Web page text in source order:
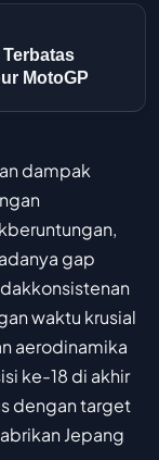
MotoGP
dampak
gap
waktu krusial
aerodinamika
ke-18 di akhir
dengan target
Jepang